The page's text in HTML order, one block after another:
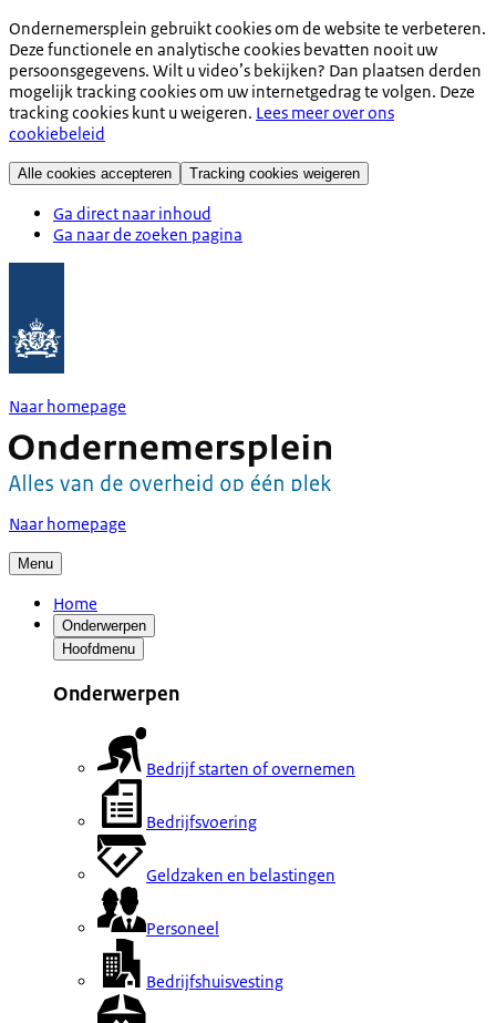
Ondernemersplein gebruikt cookies om de website te verbeteren.
Deze functionele en analytische cookies bevatten nooit uw
persoonsgegevens. Wilt u video’s bekijken? Dan plaatsen derden
mogelijk tracking cookies om uw internetgedrag te volgen. Deze
tracking cookies kunt u weigeren. Lees meer over ons
cookiebeleid
Alle cookies accepteren Tracking cookies weigeren
Ga direct naar inhoud
Ga naar de zoeken pagina
Naar homepage
Naar homepage
Menu
Home
Onderwerpen
Hoofdmenu
Onderwerpen
Bedrijf starten of overnemen
Bedrijfsvoering
Geldzaken en belastingen
Personeel
Bedrijfshuisvesting